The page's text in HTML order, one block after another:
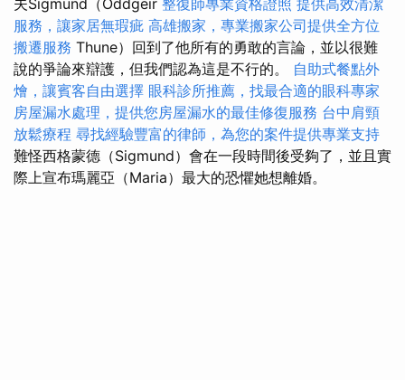
夫Sigmund（Oddgeir 整復師專業資格證照 提供高效清潔
服務，讓家居無瑕疵 高雄搬家，專業搬家公司提供全方位
搬遷服務 Thune）回到了他所有的勇敢的言論，並以很難
說的爭論來辯護，但我們認為這是不行的。 自助式餐點外
燴，讓賓客自由選擇 眼科診所推薦，找最合適的眼科專家
房屋漏水處理，提供您房屋漏水的最佳修復服務 台中肩頸
放鬆療程 尋找經驗豐富的律師，為您的案件提供專業支持
難怪西格蒙德（Sigmund）會在一段時間後受夠了，並且實
際上宣布瑪麗亞（Maria）最大的恐懼她想離婚。